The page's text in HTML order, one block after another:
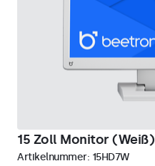
15 Zoll Monitor (Weiß)
Artikelnummer: 15HD7W